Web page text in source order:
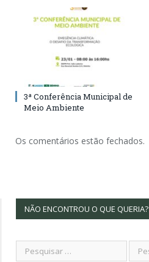
3ª Conferência Municipal de
Meio Ambiente
Os comentários estão fechados.
NÃO ENCONTROU O QUE QUERIA?